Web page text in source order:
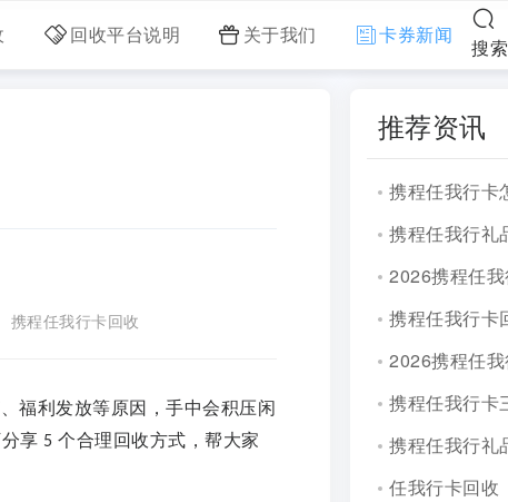
回收平台说明 关于我们 卡券新闻
搜索
携程任我行卡回收
福利发放等原因，手中会积压闲
享 5 个合理回收方式，帮大家
推荐资讯